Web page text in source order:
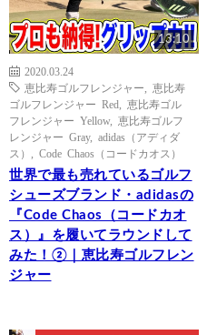
13:10
2020.03.24
恵比寿ゴルフレンジャー
恵比寿
ゴルフレンジャー Red
恵比寿ゴル
フレンジャー Yellow, 恵比寿ゴルフ
レンジャー Gray, adidas（アディダ
ス）
Code Chaos（コードカオス）
世界で最も売れているゴルフ
シューズブランド・adidasの
『Code Chaos（コードカオ
ス）』を履いてラウンドして
みた！②｜恵比寿ゴルフレン
ジャー